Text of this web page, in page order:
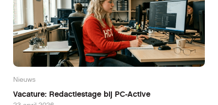
Nieuws
Vacature: Redactiestage bij PC-Active